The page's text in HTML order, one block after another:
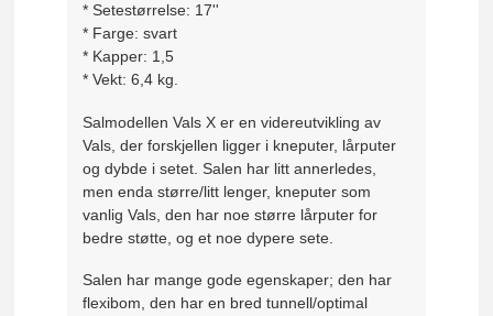
* Setestørrelse: 17''
* Farge: svart
* Kapper: 1,5
* Vekt: 6,4 kg.
Salmodellen Vals X er en videreutvikling av
Vals, der forskjellen ligger i kneputer, lårputer
og dybde i setet. Salen har litt annerledes,
men enda større/litt lenger, kneputer som
vanlig Vals, den har noe større lårputer for
bedre støtte, og et noe dypere sete.
Salen har mange gode egenskaper; den har
flexibom, den har en bred tunnell/optimal